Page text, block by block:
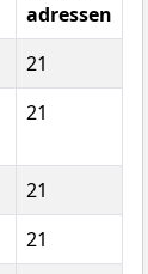
adressen
21
21
21
21